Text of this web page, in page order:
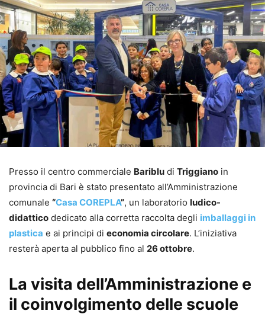
Presso il centro commerciale Bariblu di Triggiano in
provincia di Bari è stato presentato all’Amministrazione
comunale “Casa COREPLA”, un laboratorio ludico-
didattico dedicato alla corretta raccolta degli imballaggi in
plastica e ai principi di economia circolare. L’iniziativa
resterà aperta al pubblico fino al 26 ottobre.
La visita dell’Amministrazione e
il coinvolgimento delle scuole